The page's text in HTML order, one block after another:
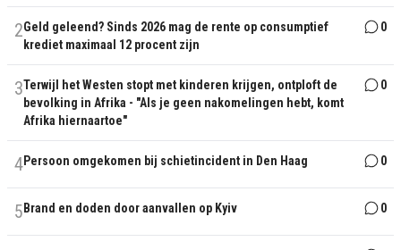
2Geld geleend? Sinds 2026 mag de rente op consumptief
krediet maximaal 12 procent zijn
0
3Terwijl het Westen stopt met kinderen krijgen, ontploft de
bevolking in Afrika - "Als je geen nakomelingen hebt, komt
Afrika hiernaartoe"
0
4Persoon omgekomen bij schietincident in Den Haag 0
5 Brand en doden door aanvallen op Kyiv 0